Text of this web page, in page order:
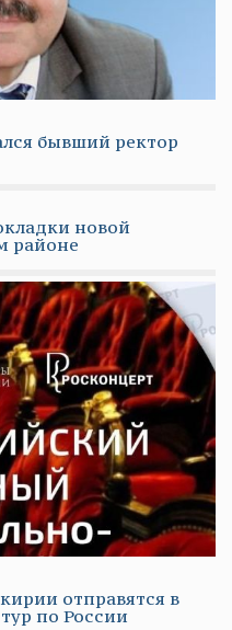
бывший ректор
новой
районе
отправятся в
по России